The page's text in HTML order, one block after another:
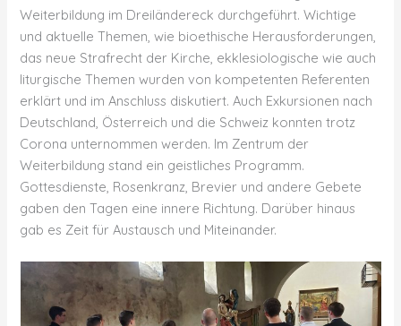
Weiterbildung im Dreiländereck durchgeführt. Wichtige
und aktuelle Themen, wie bioethische Herausforderungen,
das neue Strafrecht der Kirche, ekklesiologische wie auch
liturgische Themen wurden von kompetenten Referenten
erklärt und im Anschluss diskutiert. Auch Exkursionen nach
Deutschland, Österreich und die Schweiz konnten trotz
Corona unternommen werden. Im Zentrum der
Weiterbildung stand ein geistliches Programm.
Gottesdienste, Rosenkranz, Brevier und andere Gebete
gaben den Tagen eine innere Richtung. Darüber hinaus
gab es Zeit für Austausch und Miteinander.